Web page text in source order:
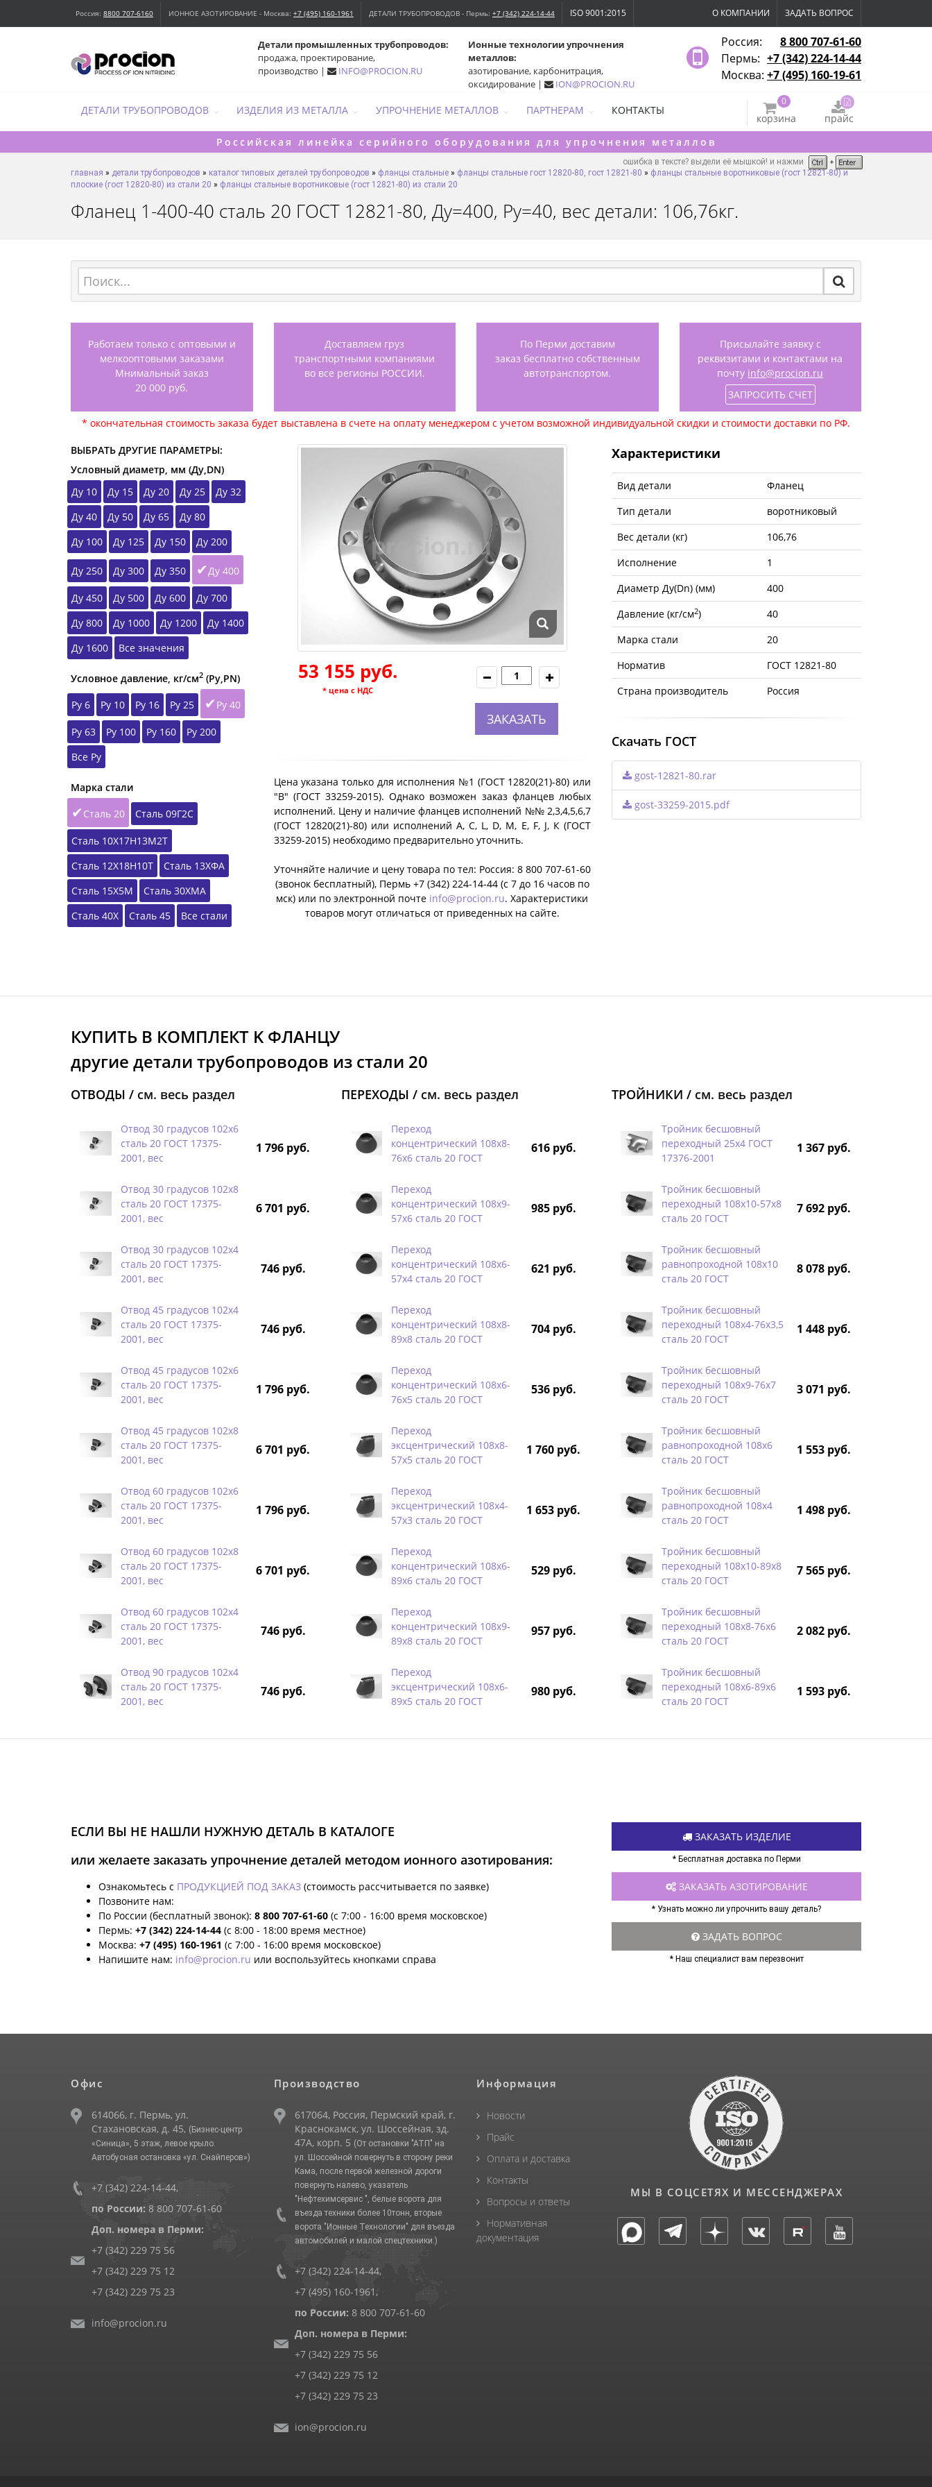
О КОМПАНИИ ЗАДАТЬ ВОПРОС
Россия: 8800 707-6160 ИОННОЕ АЗОТИРОВАНИЕ - Москва: +7 (495) 160-1961 ДЕТАЛИ ТРУБОПРОВОДОВ - Пермь: +7 (342) 224-14-44 ISO 9001:2015
Россия:
8 800 707-61-60
Пермь: +7 (342) 224-14-44
Москва: +7 (495) 160-19-61
Ионные технологии упрочнения
металлов:
азотирование, карбонитрация,
оксидирование |
ION@PROCION.RU
Детали промышленных трубопроводов:
продажа, проектирование,
производство |
INFO@PROCION.RU
ДЕТАЛИ ТРУБОПРОВОДОВ ИЗДЕЛИЯ ИЗ МЕТАЛЛА УПРОЧНЕНИЕ МЕТАЛЛОВ ПАРТНЕРАМ КОНТАКТЫ
0
корзина
прайс
Российская линейка серийного оборудования для упрочнения металлов
ошибка в тексте? выдели её мышкой! и нажми
главная » детали трубопроводов » каталог типовых деталей трубопроводов » фланцы стальные » фланцы стальные гост 12820-80, гост 12821-80 » фланцы стальные воротниковые (гост 12821-80) и
плоские (гост 12820-80) из стали 20 » фланцы стальные воротниковые (гост 12821-80) из стали 20
Фланец 1-400-40 сталь 20 ГОСТ 12821-80, Ду=400, Ру=40, вес детали: 106,76кг.
Работаем только с оптовыми и
мелкооптовыми заказами
Мнимальный заказ
20 000 руб.
Доставляем груз
транспортными компаниями
во все регионы РОССИИ.
По Перми доставим
заказ бесплатно собственным
автотранспортом.
Присылайте заявку с
реквизитами и контактами на
почту info@procion.ru
ЗАПРОСИТЬ СЧЕТ
* окончательная стоимость заказа будет выставлена в счете на оплату менеджером с учетом возможной индивидуальной скидки и стоимости доставки по РФ.
ВЫБРАТЬ ДРУГИЕ ПАРАМЕТРЫ:
Условный диаметр, мм (Ду,DN)
Ду 10
Ду 15 Ду 20 Ду 25
Ду 32
Ду 40
Ду 50 Ду 65
Ду 80
Ду 100
Ду 125 Ду 150 Ду 200
Ду 250 Ду 300 Ду 350 Ду 400
Ду 450 Ду 500 Ду 600
Ду 700
Ду 800
Ду 1000 Ду 1200
Ду 1400
Ду 1600
Все значения
Условное давление, кг/см2 (Ру,РN)
Ру 6
Ру 10 Ру 16 Ру 25 Ру 40
Ру 63 Ру 100 Ру 160
Ру 200
Все Ру
Марка стали
Сталь 20
Сталь 09Г2С
Сталь 10Х17Н13М2Т
Сталь 12Х18Н10Т
Сталь 13ХФА
Сталь 15Х5М
Сталь 30ХМА
Сталь 40Х
Сталь 45 Все стали
53 155 руб.
* цена с НДС
ЗАКАЗАТЬ
Цена указана только для исполнения №1 (ГОСТ 12820(21)-80) или
"B" (ГОСТ 33259-2015). Однако возможен заказ фланцев любых
исполнений. Цену и наличие фланцев исполнений №№ 2,3,4,5,6,7
(ГОСТ 12820(21)-80) или исполнений A, C, L, D, M, E, F, J, К (ГОСТ
33259-2015) необходимо предварительно уточнить.
Уточняйте наличие и цену товара по тел: Россия: 8 800 707-61-60
(звонок бесплатный), Пермь +7 (342) 224-14-44 (c 7 до 16 часов по
мск) или по электронной почте info@procion.ru. Характеристики
товаров могут отличаться от приведенных на сайте.
Характеристики
Вид детали
Фланец
Тип детали
воротниковый
Вес детали (кг)
106,76
Исполнение
1
Диаметр Ду(Dn) (мм)
400
Давление (кг/см2)
40
Марка стали
20
Норматив
ГОСТ 12821-80
Страна производитель
Россия
Скачать ГОСТ
gost-12821-80.rar
gost-33259-2015.pdf
КУПИТЬ В КОМПЛЕКТ K ФЛАНЦУ
другие детали трубопроводов из стали 20
ОТВОДЫ / см. весь раздел
Отвод 30 градусов 102х6
сталь 20 ГОСТ 17375-
2001, вес
1 796 руб.
Отвод 30 градусов 102х8
сталь 20 ГОСТ 17375-
2001, вес
6 701 руб.
Отвод 30 градусов 102х4
сталь 20 ГОСТ 17375-
2001, вес
746 руб.
Отвод 45 градусов 102х4
сталь 20 ГОСТ 17375-
2001, вес
746 руб.
Отвод 45 градусов 102х6
сталь 20 ГОСТ 17375-
2001, вес
1 796 руб.
Отвод 45 градусов 102х8
сталь 20 ГОСТ 17375-
2001, вес
6 701 руб.
Отвод 60 градусов 102х6
сталь 20 ГОСТ 17375-
2001, вес
1 796 руб.
Отвод 60 градусов 102х8
сталь 20 ГОСТ 17375-
2001, вес
6 701 руб.
Отвод 60 градусов 102х4
сталь 20 ГОСТ 17375-
2001, вес
746 руб.
Отвод 90 градусов 102х4
сталь 20 ГОСТ 17375-
2001, вес
746 руб.
ПЕРЕХОДЫ / см. весь раздел
Переход
концентрический 108х8-
76х6 сталь 20 ГОСТ
616 руб.
Переход
концентрический 108х9-
57х6 сталь 20 ГОСТ
985 руб.
Переход
концентрический 108х6-
57х4 сталь 20 ГОСТ
621 руб.
Переход
концентрический 108х8-
89х8 сталь 20 ГОСТ
704 руб.
Переход
концентрический 108х6-
76х5 сталь 20 ГОСТ
536 руб.
Переход
эксцентрический 108х8-
57х5 сталь 20 ГОСТ
1 760 руб.
Переход
эксцентрический 108х4-
57х3 сталь 20 ГОСТ
1 653 руб.
Переход
концентрический 108х6-
89х6 сталь 20 ГОСТ
529 руб.
Переход
концентрический 108х9-
89х8 сталь 20 ГОСТ
957 руб.
Переход
эксцентрический 108х6-
89х5 сталь 20 ГОСТ
980 руб.
ТРОЙНИКИ / см. весь раздел
Тройник бесшовный
переходный 25х4 ГОСТ
17376-2001
1 367 руб.
Тройник бесшовный
переходный 108х10-57х8
сталь 20 ГОСТ
7 692 руб.
Тройник бесшовный
равнопроходной 108х10
сталь 20 ГОСТ
8 078 руб.
Тройник бесшовный
переходный 108х4-76х3,5
сталь 20 ГОСТ
1 448 руб.
Тройник бесшовный
переходный 108х9-76х7
сталь 20 ГОСТ
3 071 руб.
Тройник бесшовный
равнопроходной 108х6
сталь 20 ГОСТ
1 553 руб.
Тройник бесшовный
равнопроходной 108х4
сталь 20 ГОСТ
1 498 руб.
Тройник бесшовный
переходный 108х10-89х8
сталь 20 ГОСТ
7 565 руб.
Тройник бесшовный
переходный 108х8-76х6
сталь 20 ГОСТ
2 082 руб.
Тройник бесшовный
переходный 108х6-89х6
сталь 20 ГОСТ
1 593 руб.
ЕСЛИ ВЫ НЕ НАШЛИ НУЖНУЮ ДЕТАЛЬ В КАТАЛОГЕ
или желаете заказать упрочнение деталей методом ионного азотирования:
Ознакомьтесь с ПРОДУКЦИЕЙ ПОД ЗАКАЗ (стоимость рассчитывается по заявке)
Позвоните нам:
По России (бесплатный звонок): 8 800 707-61-60 (с 7:00 - 16:00 время московское)
Пермь: +7 (342) 224-14-44 (с 8:00 - 18:00 время местное)
Москва: +7 (495) 160-1961 (с 7:00 - 16:00 время московское)
Напишите нам: info@procion.ru или воспользуйтесь кнопками справа
ЗАКАЗАТЬ ИЗДЕЛИЕ
* Бесплатная доставка по Перми
ЗАКАЗАТЬ АЗОТИРОВАНИЕ
* Узнать можно ли упрочнить вашу деталь?
ЗАДАТЬ ВОПРОС
* Наш специалист вам перезвонит
Офис
614066, г. Пермь, ул.
Стахановская, д. 45, (Бизнес-центр
«Синица», 5 этаж, левое крыло.
Автобусная остановка «ул. Снайперов»)
+7 (342) 224-14-44,
по России: 8 800 707-61-60
Доп. номера в Перми:
+7 (342) 229 75 56
+7 (342) 229 75 12
+7 (342) 229 75 23
info@procion.ru
Производство
617064, Россия, Пермский край, г.
Краснокамск, ул. Шоссейная, зд.
47А, корп. 5 (От остановки "АТП" на
ул. Шоссейной повернуть в сторону реки
Кама, после первой железной дороги
повернуть налево, указатель
"Нефтехимсервис ", белые ворота для
въезда техники более 10тонн, вторые
ворота "Ионные Технологии" для въезда
автомобилей и малой спецтехники.)
+7 (342) 224-14-44,
+7 (495) 160-1961 ,
по России: 8 800 707-61-60
Доп. номера в Перми:
+7 (342) 229 75 56
+7 (342) 229 75 12
+7 (342) 229 75 23
ion@procion.ru
Информация
Новости
Прайс
Оплата и доставка
Контакты
Вопросы и ответы
Нормативная
документация
МЫ В СОЦСЕТЯХ И МЕССЕНДЖЕРАХ